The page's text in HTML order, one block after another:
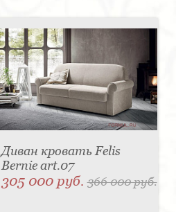
Диван кровать Felis
Bernie art.07
305 000 руб.366 000 руб.